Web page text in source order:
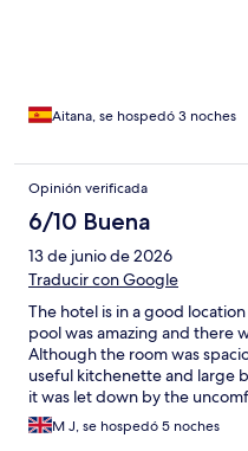
la altura de los ojos en la
pasadísimas y en la cama
evidentemente tuvimos frío.
que tenían una pinta
mismo, un mantenimiento
ni de sentarse ahí…
muchísimas habitaciones y
te dejan si das un depósito
tenía otro huésped y fue
que estuvimos ahí. En fin, el
todos los sentidos pero si no
hotel no es la peor opción,
Aitana, se hospedó 3 noches
Opinión verificada
6/10 Buena
13 de junio de 2026
Traducir con Google
The hotel is in a good
pool was amazing and there
Although the room was
useful kitchenette and large
it was let down by the
board and although the
meals were not so as the hot
M J, se hospedó 5 noches